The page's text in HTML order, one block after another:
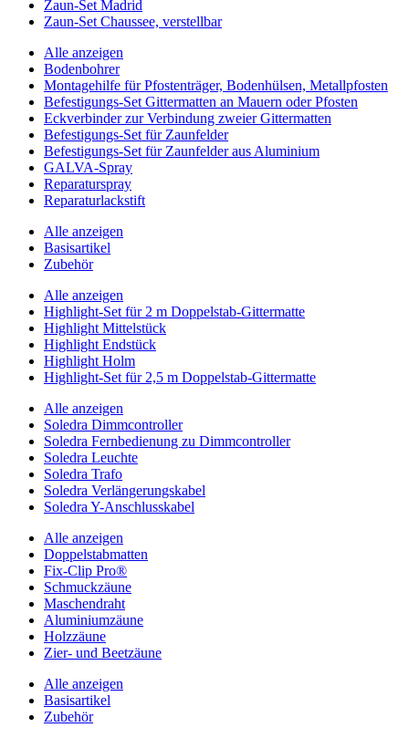
Zaun-Set Madrid
Zaun-Set Chaussee, verstellbar
Alle anzeigen
Bodenbohrer
Montagehilfe für Pfostenträger, Bodenhülsen, Metallpfosten
Befestigungs-Set Gittermatten an Mauern oder Pfosten
Eckverbinder zur Verbindung zweier Gittermatten
Befestigungs-Set für Zaunfelder
Befestigungs-Set für Zaunfelder aus Aluminium
GALVA-Spray
Reparaturspray
Reparaturlackstift
Alle anzeigen
Basisartikel
Zubehör
Alle anzeigen
Highlight-Set für 2 m Doppelstab-Gittermatte
Highlight Mittelstück
Highlight Endstück
Highlight Holm
Highlight-Set für 2,5 m Doppelstab-Gittermatte
Alle anzeigen
Soledra Dimmcontroller
Soledra Fernbedienung zu Dimmcontroller
Soledra Leuchte
Soledra Trafo
Soledra Verlängerungskabel
Soledra Y-Anschlusskabel
Alle anzeigen
Doppelstabmatten
Fix-Clip Pro®
Schmuckzäune
Maschendraht
Aluminiumzäune
Holzzäune
Zier- und Beetzäune
Alle anzeigen
Basisartikel
Zubehör